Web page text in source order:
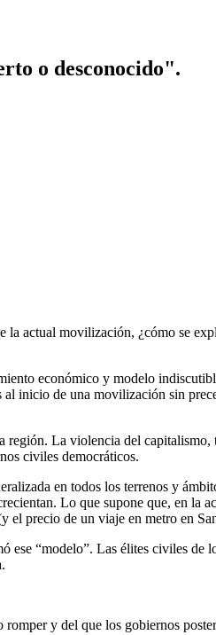
o desconocido".
la actual movilización, ¿cómo se
económico y modelo
inicio de una movilización sin
región. La violencia del
civiles democráticos.
en todos los terrenos y
Lo que supone que, en la
el precio de un viaje en metro en
ese “modelo”. Las élites civiles de
y del que los gobiernos